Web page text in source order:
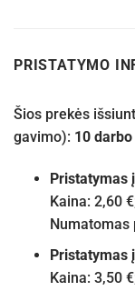
PRISTATYMO
Šios prekės
gavimo): 10
Pristatymas
Kaina: 2,60
Numatomas
Pristatymas
Kaina: 3,50